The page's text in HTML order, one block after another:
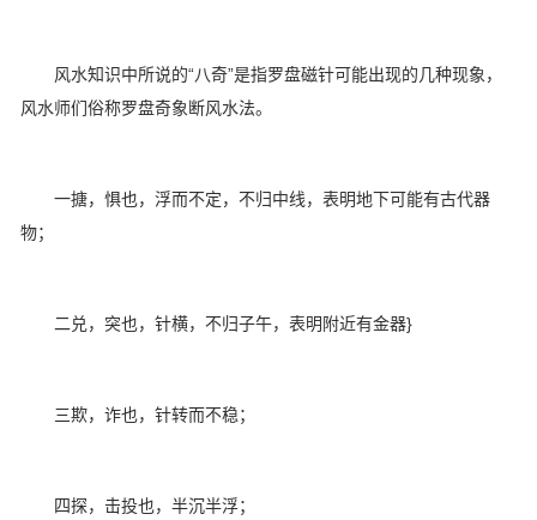
风水知识中所说的“八奇”是指罗盘磁针可能出现的几种现象，
风水师们俗称罗盘奇象断风水法。
一搪，惧也，浮而不定，不归中线，表明地下可能有古代器
物；
二兑，突也，针横，不归子午，表明附近有金器}
三欺，诈也，针转而不稳；
四探，击投也，半沉半浮；